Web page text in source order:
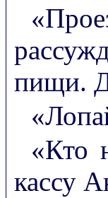
пищи.
«Кто
кассу